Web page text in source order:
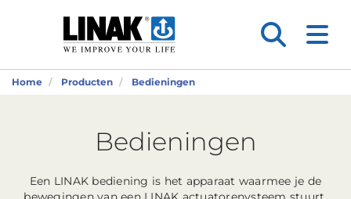
Home Producten Bedieningen
Bedieningen
Een LINAK bediening is het apparaat waarmee je de